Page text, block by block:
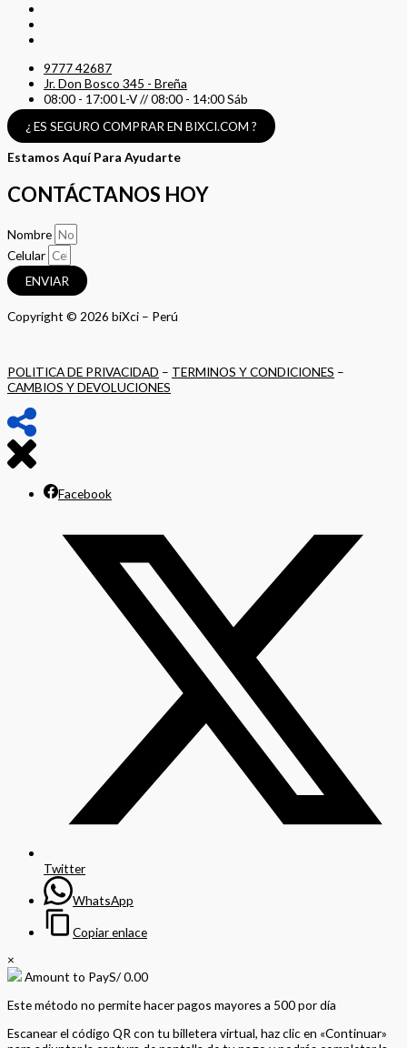
9777 42687
Jr. Don Bosco 345 - Breña
08:00 - 17:00 L-V // 08:00 - 14:00 Sáb
¿ ES SEGURO COMPRAR EN BIXCI.COM ?
Estamos Aquí Para Ayudarte
CONTÁCTANOS HOY
Nombre
Celular
ENVIAR
Copyright © 2026 biXci – Perú
POLITICA DE PRIVACIDAD – TERMINOS Y CONDICIONES –
CAMBIOS Y DEVOLUCIONES
Facebook
Twitter
WhatsApp
Copiar enlace
×
Amount to PayS/0.00
Este método no permite hacer pagos mayores a 500 por día
Escanear el código QR con tu billetera virtual, haz clic en «Continuar»